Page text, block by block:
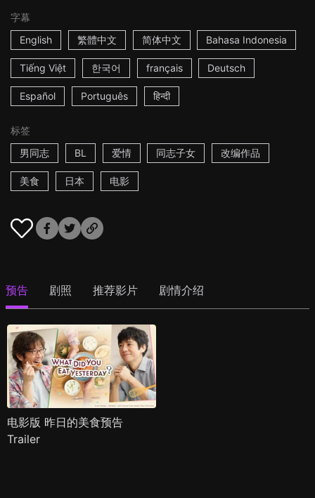
字幕
English
繁體中文 简体中文 Bahasa Indonesia
Tiếng Việt 한국어 français Deutsch
Español Português हिन्दी
标签
男同志
BL 爱情 同志子女 改编作品
美食 日本 电影
预告 剧照 推荐影片 剧情介绍
电影版 昨日的美食预告
Trailer